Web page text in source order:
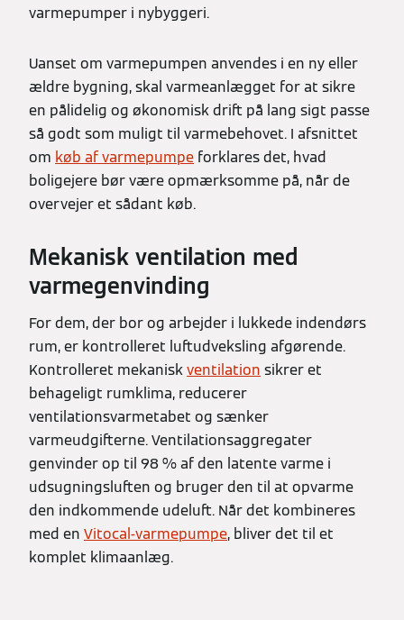
varmepumper i nybyggeri.
Uanset om varmepumpen anvendes i en ny eller
ældre bygning, skal varmeanlægget for at sikre
en pålidelig og økonomisk drift på lang sigt passe
så godt som muligt til varmebehovet. I afsnittet
om køb af varmepumpe forklares det, hvad
boligejere bør være opmærksomme på, når de
overvejer et sådant køb.
Mekanisk ventilation med
varmegenvinding
For dem, der bor og arbejder i lukkede indendørs
rum, er kontrolleret luftudveksling afgørende.
Kontrolleret mekaniskventilation sikrer et
behageligt rumklima, reducerer
ventilationsvarmetabet og sænker
varmeudgifterne. Ventilationsaggregater
genvinder op til 98 % af den latente varme i
udsugningsluften og bruger den til at opvarme
den indkommende udeluft. Når det kombineres
med en Vitocal-varmepumpe, bliver det til et
komplet klimaanlæg.